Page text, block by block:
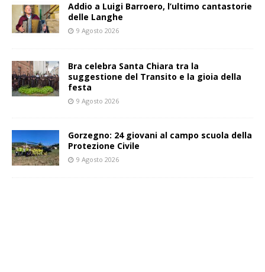
Addio a Luigi Barroero, l’ultimo cantastorie
delle Langhe
9 Agosto 2026
Bra celebra Santa Chiara tra la
suggestione del Transito e la gioia della
festa
9 Agosto 2026
Gorzegno: 24 giovani al campo scuola della
Protezione Civile
9 Agosto 2026